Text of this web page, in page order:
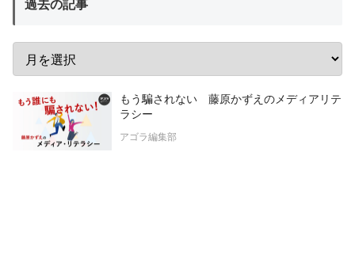
過去の記事
もう騙されない 藤原かずえのメディアリテ
ラシー
アゴラ編集部